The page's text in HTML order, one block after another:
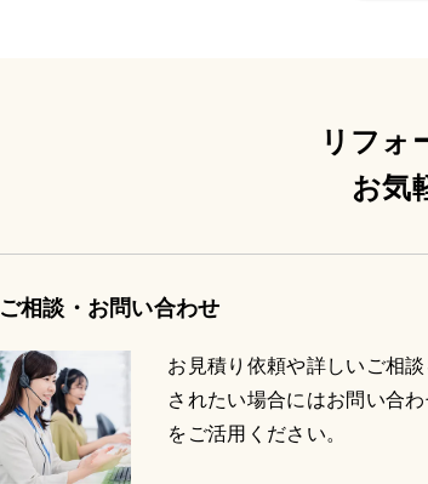
リフォ
お気
ご相談・お問い合わせ
お見積り依頼や詳しいご相談
されたい場合にはお問い合
をご活用ください。